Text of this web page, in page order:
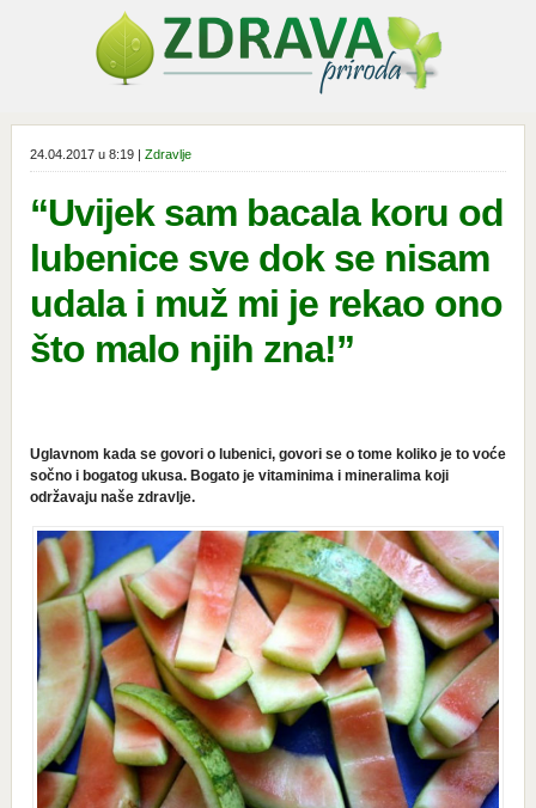
24.04.2017 u 8:19 | Zdravlje
“Uvijek sam bacala koru od
lubenice sve dok se nisam
udala i muž mi je rekao ono
što malo njih zna!”
Uglavnom kada se govori o lubenici, govori se o tome koliko je to voće
sočno i bogatog ukusa. Bogato je vitaminima i mineralima koji
održavaju naše zdravlje.